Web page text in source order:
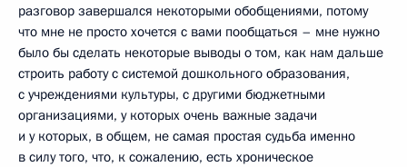
разговор завершался некоторыми обобщениями, потому
что мне не просто хочется с вами пообщаться – мне нужно
было бы сделать некоторые выводы о том, как нам дальше
строить работу с системой дошкольного образования,
с учреждениями культуры, с другими бюджетными
организациями, у которых очень важные задачи
и у которых, в общем, не самая простая судьба именно
в силу того, что, к сожалению, есть хроническое